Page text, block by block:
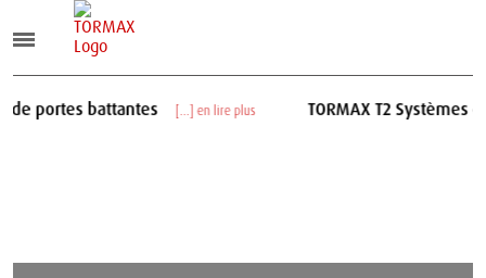
[...] en lire plus TORMAX T2 Systèmes de portes